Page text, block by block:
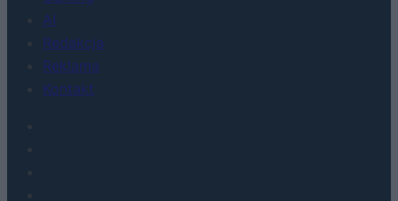
AI
Redakcja
Reklama
Kontakt